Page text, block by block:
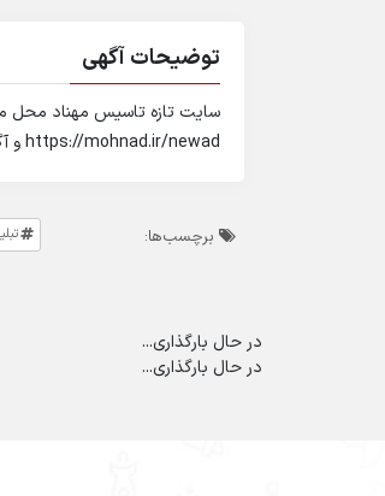
توضیحات آگهی
سایت تازه تاسیس مهناد محل
https://mohnad.ir/newad و آگهی خودتان را ثبت کنید
برچسب‌ها:
در حال بارگذاری...
در حال بارگذاری...